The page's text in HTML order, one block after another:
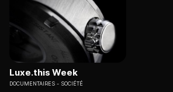
Luxe.this Week
DOCUMENTAIRES SOCIÉTÉ